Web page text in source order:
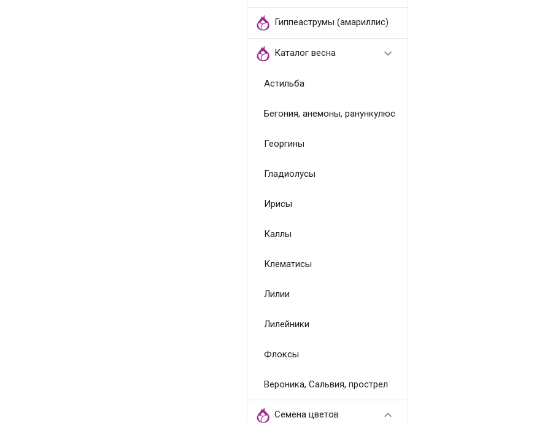
Гиппеаструмы (амариллис)
Каталог весна 
Астильба
Бегония, анемоны, ранункулюс
Георгины
Гладиолусы
Ирисы
Каллы
Клематисы
Лилии
Лилейники
Флоксы
Вероника, Сальвия, прострел
Семена цветов 